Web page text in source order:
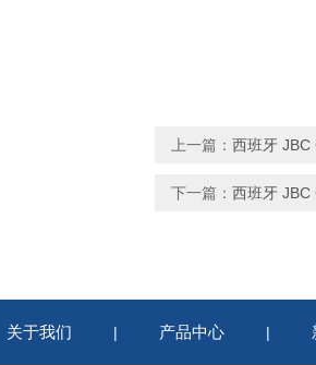
上一篇： 西班牙 JBC
下一篇： 西班牙
关于我们 | 产品中心 |